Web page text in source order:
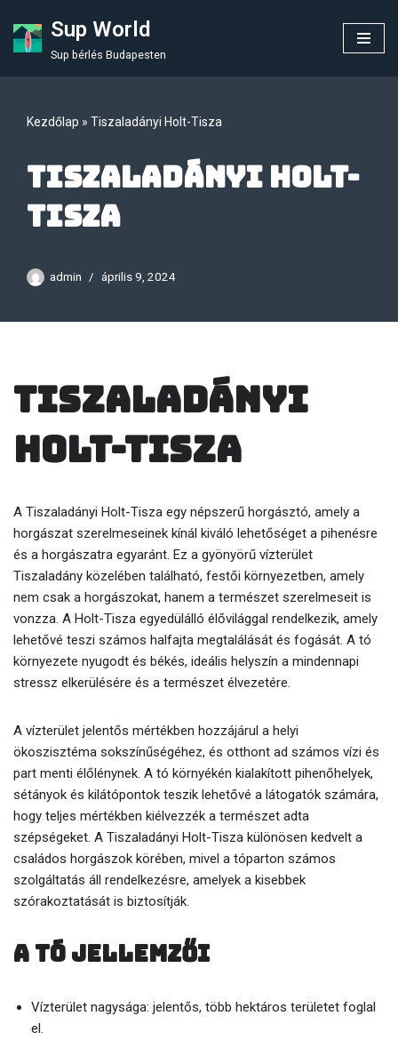
Skip
Sup World
Sup bérlés Budapesten
Kezdőlap » Tiszaladányi Holt-Tisza
Tiszaladányi Holt-
Tisza
admin április 9, 2024
Tiszaladányi
Holt-Tisza
A Tiszaladányi Holt-Tisza egy népszerű horgásztó, amely a
horgászat szerelmeseinek kínál kiváló lehetőséget a pihenésre
és a horgászatra egyaránt. Ez a gyönyörű vízterület
Tiszaladány közelében található, festői környezetben, amely
nem csak a horgászokat, hanem a természet szerelmeseit is
vonzza. A Holt-Tisza egyedülálló élővilággal rendelkezik, amely
lehetővé teszi számos halfajta megtalálását és fogását. A tó
környezete nyugodt és békés, ideális helyszín a mindennapi
stressz elkerülésére és a természet élvezetére.
A vízterület jelentős mértékben hozzájárul a helyi
ökoszisztéma sokszínűségéhez, és otthont ad számos vízi és
part menti élőlénynek. A tó környékén kialakított pihenőhelyek,
sétányok és kilátópontok teszik lehetővé a látogatók számára,
hogy teljes mértékben kiélvezzék a természet adta
szépségeket. A Tiszaladányi Holt-Tisza különösen kedvelt a
családos horgászok körében, mivel a tóparton számos
szolgáltatás áll rendelkezésre, amelyek a kisebbek
szórakoztatását is biztosítják.
A tó jellemzői
Vízterület nagysága: jelentős, több hektáros területet foglal
el.